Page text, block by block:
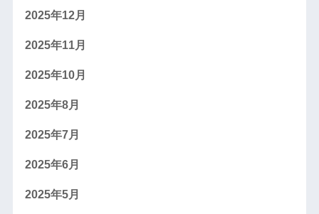
2025年12月
2025年11月
2025年10月
2025年8月
2025年7月
2025年6月
2025年5月